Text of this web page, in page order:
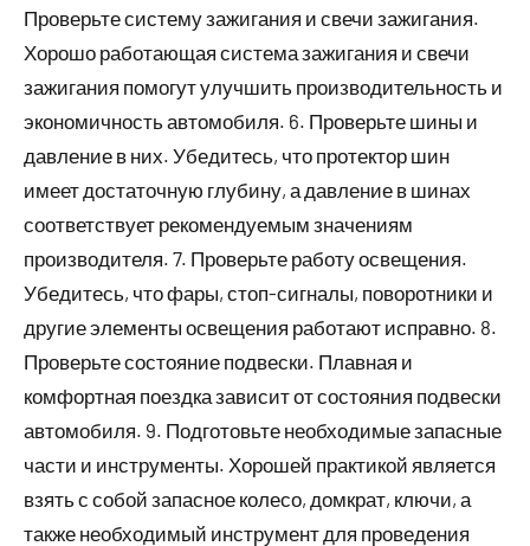
Проверьте систему зажигания и свечи зажигания.
Хорошо работающая система зажигания и свечи
зажигания помогут улучшить производительность и
экономичность автомобиля. 6. Проверьте шины и
давление в них. Убедитесь, что протектор шин
имеет достаточную глубину, а давление в шинах
соответствует рекомендуемым значениям
производителя. 7. Проверьте работу освещения.
Убедитесь, что фары, стоп-сигналы, поворотники и
другие элементы освещения работают исправно. 8.
Проверьте состояние подвески. Плавная и
комфортная поездка зависит от состояния подвески
автомобиля. 9. Подготовьте необходимые запасные
части и инструменты. Хорошей практикой является
взять с собой запасное колесо, домкрат, ключи, а
также необходимый инструмент для проведения